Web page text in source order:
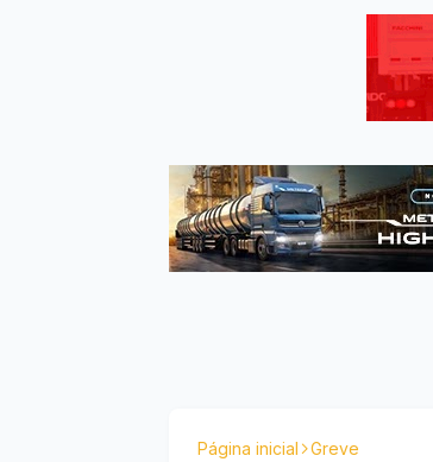
Página inicial Greve